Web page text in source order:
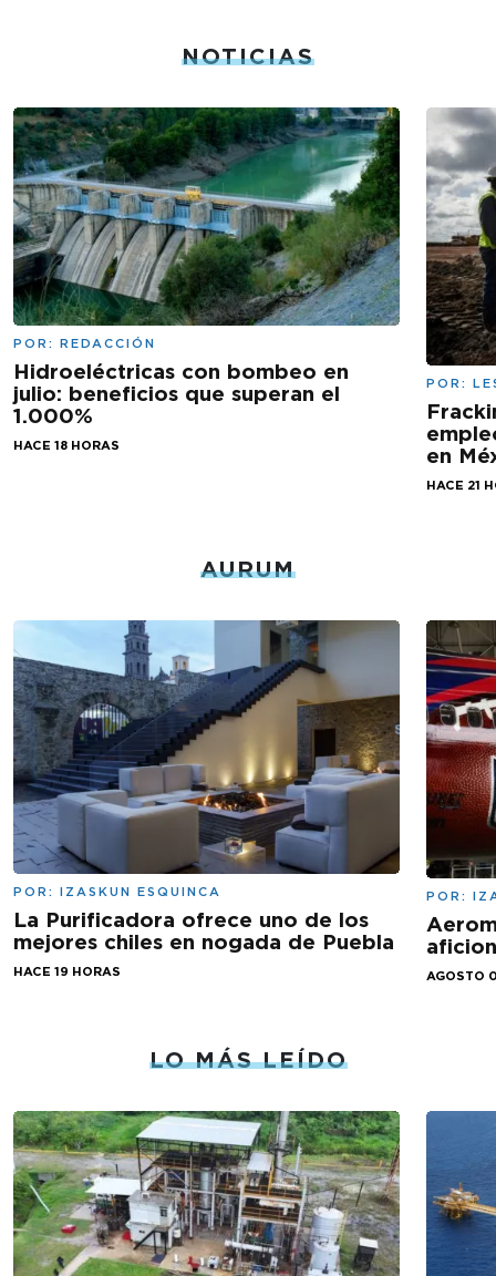
NOTICIAS
POR: REDACCIÓN
Hidroeléctricas con bombeo en
julio: beneficios que superan el
1.000%
HACE 18 HORAS
POR:
en
HACE 21
AURUM
POR: IZASKUN ESQUINCA
La Purificadora ofrece uno de los
mejores chiles en nogada de Puebla
HACE 19 HORAS
POR:
AGOSTO
LO MÁS LEÍDO